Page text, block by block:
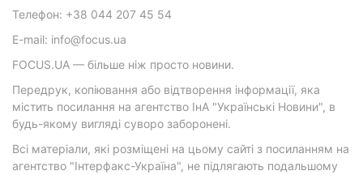
Телефон: +38 044 207 45 54
E-mail: info@focus.ua
FOCUS.UA — більше ніж просто новини.
Передрук, копіювання або відтворення інформації, яка
містить посилання на агентство ІнА "Українські Новини", в
будь-якому вигляді суворо заборонені.
Всі матеріали, які розміщені на цьому сайті з посиланням на
агентство "Інтерфакс-Україна", не підлягають подальшому